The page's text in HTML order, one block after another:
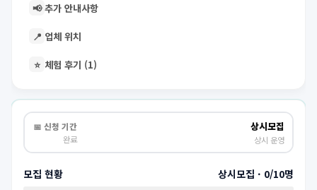
📢 추가 안내사항
📍 업체 위치
⭐ 체험 후기 (1)
📅 신청 기간
완료
상시모집
상시 운영
모집 현황 상시모집 · 0/10명